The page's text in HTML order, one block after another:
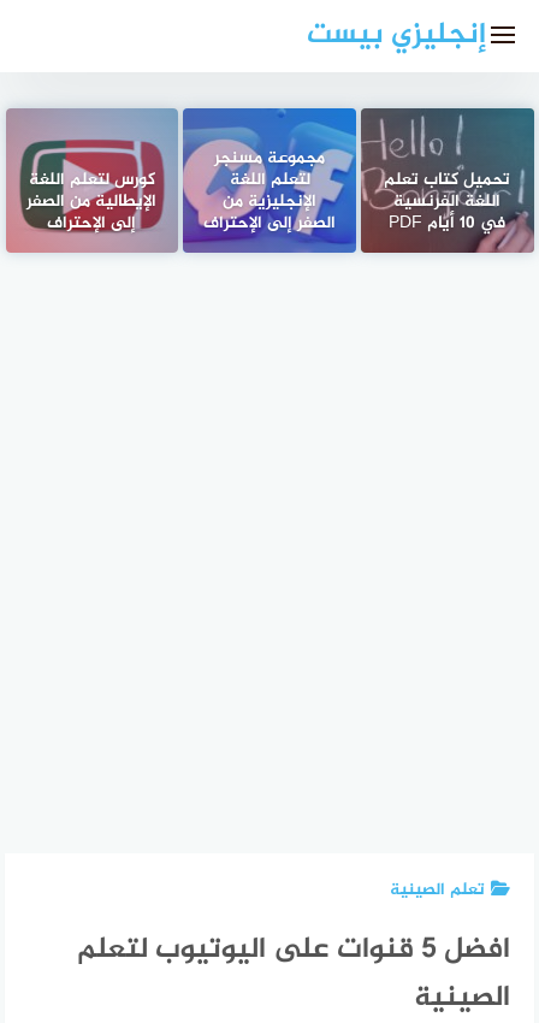
إنجليزي بيست
تحميل كتاب تعلم
اللغة الفرنسية
في 10 أيام PDF
مجموعة مسنجر
لتعلم اللغة
الإنجليزية من
الصفر إلى الإحتراف
كورس لتعلم اللغة
الإيطالية من الصفر
إلى الإحتراف
تعلم الصينية
افضل 5 قنوات على اليوتيوب لتعلم
الصينية